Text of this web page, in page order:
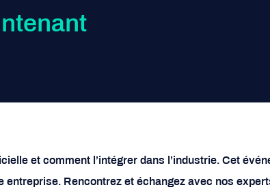
et comment l’intégrer dans l’industrie. Cet
entreprise. Rencontrez et échangez avec nos